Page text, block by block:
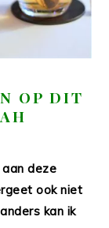
OP DIT
deze
ook niet
kan ik